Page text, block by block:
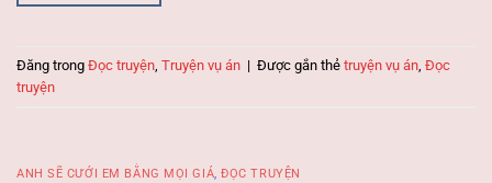
Đăng trong Đọc truyện Truyện vụ án | Được gắn thẻ truyện vụ án Đọc
truyện
ANH SẼ CƯỚI EM BẰNG MỌI GIÁ,ĐỌC TRUYỆN